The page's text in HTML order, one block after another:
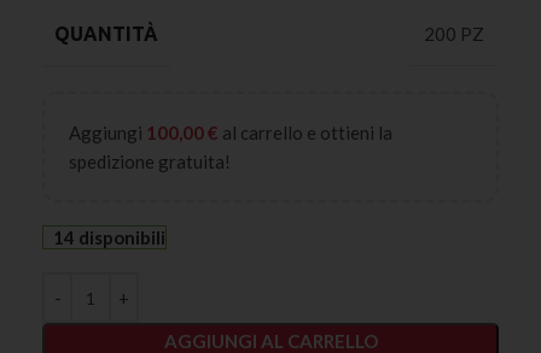
QUANTITÀ 200 PZ
Aggiungi 100,00€ al carrello e ottieni la
spedizione gratuita!
14 disponibili
AGGIUNGI AL CARRELLO